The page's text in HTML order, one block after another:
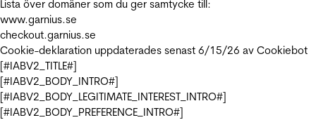
Lista över domäner som du ger samtycke till:
www.garnius.se
checkout.garnius.se
Cookie-deklaration uppdaterades senast 6/15/26 av Cookiebot
[#IABV2_TITLE#]
[#IABV2_BODY_INTRO#]
[#IABV2_BODY_LEGITIMATE_INTEREST_INTRO#]
[#IABV2_BODY_PREFERENCE_INTRO#]